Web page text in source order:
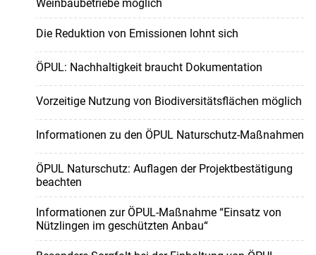
Weinbaubetriebe möglich
Die Reduktion von Emissionen lohnt sich
ÖPUL: Nachhaltigkeit braucht Dokumentation
Vorzeitige Nutzung von Biodiversitätsflächen möglich
Informationen zu den ÖPUL Naturschutz-Maßnahmen
ÖPUL Naturschutz: Auflagen der Projektbestätigung
beachten
Informationen zur ÖPUL-Maßnahme “Einsatz von
Nützlingen im geschützten Anbau“